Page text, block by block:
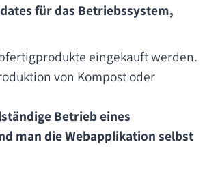
für das Betriebssystem,
eingekauft werden.
von Kompost oder
Betrieb eines
man die Webapplikation selbst